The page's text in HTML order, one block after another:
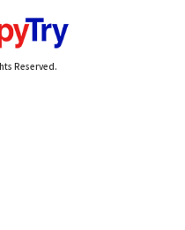
Reserved.